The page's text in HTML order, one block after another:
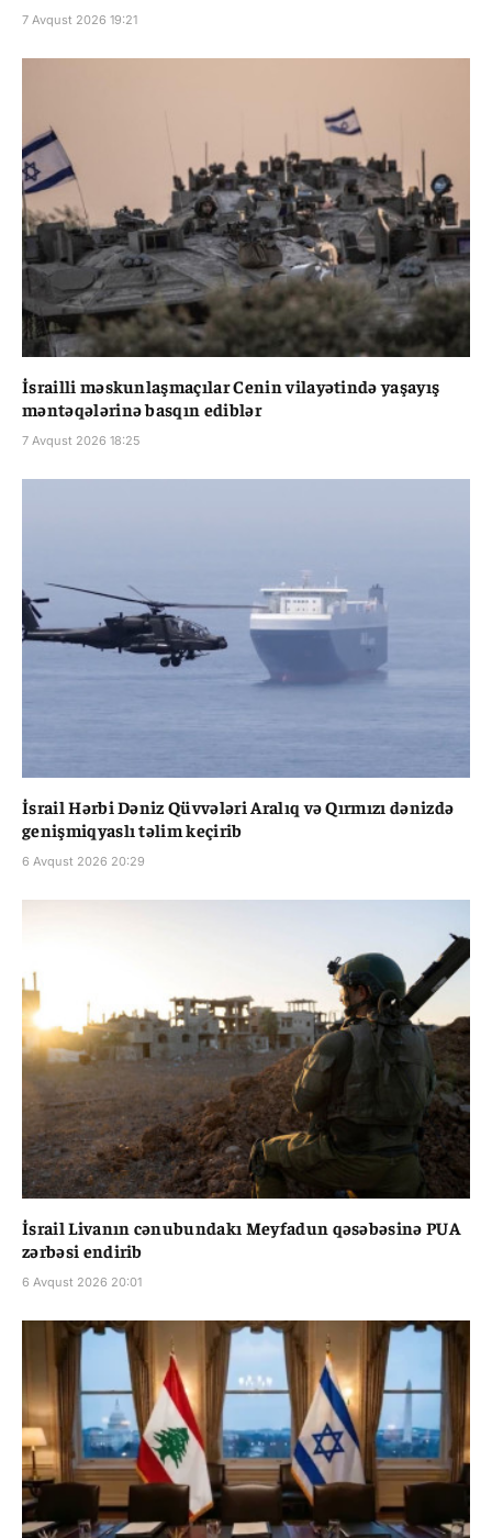
7 Avqust 2026 19:21
İsrailli məskunlaşmaçılar Cenin vilayətində yaşayış
məntəqələrinə basqın ediblər
7 Avqust 2026 18:25
İsrail Hərbi Dəniz Qüvvələri Aralıq və Qırmızı dənizdə
genişmiqyaslı təlim keçirib
6 Avqust 2026 20:29
İsrail Livanın cənubundakı Meyfadun qəsəbəsinə PUA
zərbəsi endirib
6 Avqust 2026 20:01